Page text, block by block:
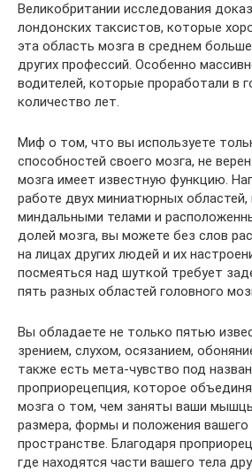
Великобритании исследования
лондонских таксистов, которые
эта область мозга в среднем
других профессий. Особенно
водителей, которые проработали в
количество лет.
Миф о том, что вы используете
способностей своего мозга, не
мозга имеет известную функцию.
работе двух миниатюрных
миндальными телами и
долей мозга, вы можете без слов
на лицах других людей и их
посмеяться над шуткой требует
пять разных областей головного
Вы обладаете не только пятью
зрением, слухом, осязанием,
также есть мета-чувство под
проприорецепция, которое
мозга о том, чем заняты ваши
размера, формы и положения вашего
пространстве. Благодаря
где находятся части вашего тела